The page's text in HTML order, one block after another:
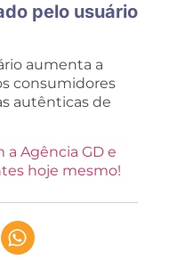
pelo usuário
aumenta a
consumidores
autênticas de
a Agência GD e
hoje mesmo!